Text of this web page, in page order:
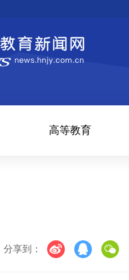
高等教育
分享到：